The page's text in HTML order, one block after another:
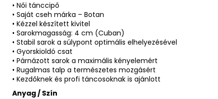
• Női tánccipő
• Saját cseh márka – Botan
• Kézzel készített kivitel
• Sarokmagasság: 4 cm (Cuban)
• Stabil sarok a súlypont optimális elhelyezésével
• Gyorskioldó csat
• Párnázott sarok a maximális kényelemért
• Rugalmas talp a természetes mozgásért
• Kezdőknek és profi táncosoknak is ajánlott
Anyag / Szín